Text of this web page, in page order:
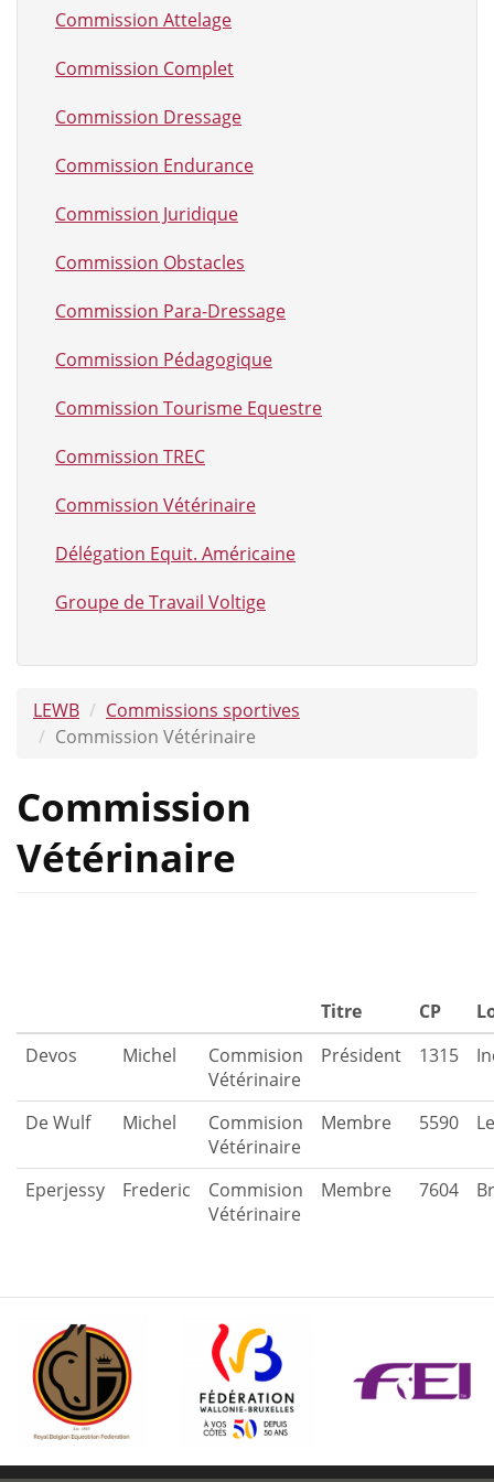
Commission Attelage
Commission Complet
Commission Dressage
Commission Endurance
Commission Juridique
Commission Obstacles
Commission Para-Dressage
Commission Pédagogique
Commission Tourisme Equestre
Commission TREC
Commission Vétérinaire
Délégation Equit. Américaine
Groupe de Travail Voltige
LEWB
Commissions sportives
Commission Vétérinaire
Commission
Vétérinaire
Titre CP
Devos
Michel
Commision
Vétérinaire
Président 1315
De Wulf Michel
Commision
Vétérinaire
Membre 5590
Eperjessy Frederic
Commision
Vétérinaire
Membre 7604